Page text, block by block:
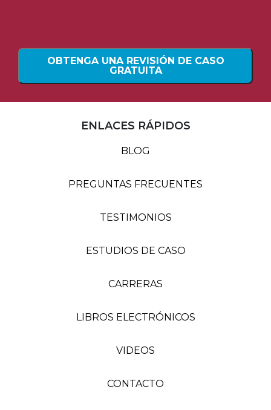
OBTENGA UNA REVISIÓN DE CASO
GRATUITA
ENLACES RÁPIDOS
BLOG
PREGUNTAS FRECUENTES
TESTIMONIOS
ESTUDIOS DE CASO
CARRERAS
LIBROS ELECTRÓNICOS
VIDEOS
CONTACTO